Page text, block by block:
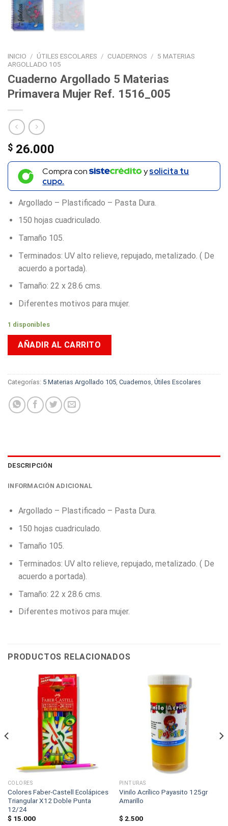
INICIO / ÚTILES ESCOLARES / CUADERNOS / 5 MATERIAS
ARGOLLADO 105
Cuaderno Argollado 5 Materias
Primavera Mujer Ref. 1516_005
$ 26.000
Compra con ysolicita tu
cupo.
Argollado – Plastificado – Pasta Dura.
150 hojas cuadriculado.
Tamaño 105.
Terminados: UV alto relieve, repujado, metalizado. ( De
acuerdo a portada).
Tamaño: 22 x 28.6 cms.
Diferentes motivos para mujer.
1 disponibles
AÑADIR AL CARRITO
Categorías: 5 Materias Argollado 105, Cuadernos, Útiles Escolares
DESCRIPCIÓN
INFORMACIÓN ADICIONAL
Argollado – Plastificado – Pasta Dura.
150 hojas cuadriculado.
Tamaño 105.
Terminados: UV alto relieve, repujado, metalizado. ( De
acuerdo a portada).
Tamaño: 22 x 28.6 cms.
Diferentes motivos para mujer.
PRODUCTOS RELACIONADOS
COLORES
Colores Faber-Castell Ecolápices
Triangular X12 Doble Punta
12/24
$ 15.000
PINTURAS
Vinilo Acrílico Payasito 125gr
Amarillo
$ 2.500